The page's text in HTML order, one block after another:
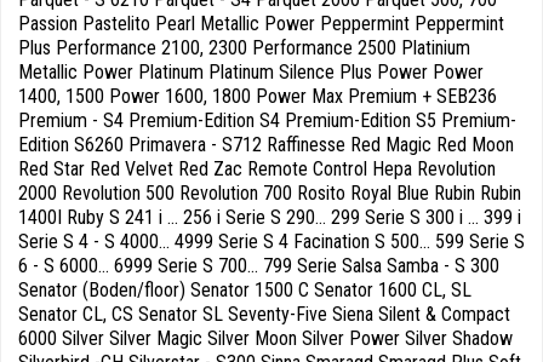
Passion Pastelito Pearl Metallic Power Peppermint Peppermint
Plus Performance 2100, 2300 Performance 2500 Platinium
Metallic Power Platinum Platinum Silence Plus Power Power
1400, 1500 Power 1600, 1800 Power Max Premium + SEB236
Premium - S4 Premium-Edition S4 Premium-Edition S5 Premium-
Edition S6260 Primavera - S712 Raffinesse Red Magic Red Moon
Red Star Red Velvet Red Zac Remote Control Hepa Revolution
2000 Revolution 500 Revolution 700 Rosito Royal Blue Rubin Rubin
1400I Ruby S 241 i ... 256 i Serie S 290... 299 Serie S 300 i ... 399 i
Serie S 4 - S 4000... 4999 Serie S 4 Facination S 500... 599 Serie S
6 - S 6000... 6999 Serie S 700... 799 Serie Salsa Samba - S 300
Senator (Boden/floor) Senator 1500 C Senator 1600 CL, SL
Senator CL, CS Senator SL Seventy-Five Siena Silent & Compact
6000 Silver Silver Magic Silver Moon Silver Power Silver Shadow